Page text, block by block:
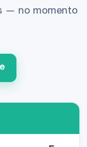
— no momento